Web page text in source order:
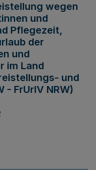
wegen
und
Pflegezeit,
der
und
im Land
und
- FrUrlV NRW)